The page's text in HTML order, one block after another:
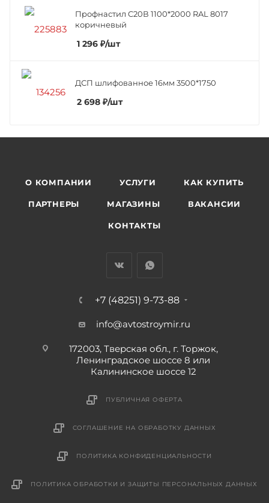
Профнастил C20В 1100*2000 RAL 8017
коричневый
1 296 ₽/шт
ДСП шлифованное 16мм 3500*1750
2 698 ₽/шт
О КОМПАНИИ УСЛУГИ КАК КУПИТЬ
ПАРТНЕРЫ МАГАЗИНЫ ВАКАНСИИ
КОНТАКТЫ
+7 (48251) 9-73-88
info@avtostroymir.ru
172003, Тверская обл., г. Торжок,
Ленинградское шоссе 8 или
Калининское шоссе 12
ПУБЛИЧНАЯ ОФЕРТА
СОГЛАШЕНИЕ НА ОБРАБОТКУ ДАННЫХ
ПОЛИТИКА КОНФИДЕНЦИАЛЬНОСТИ
ПОЛИТИКА ОБРАБОТКИ И ЗАЩИТЫ ПЕРСОНАЛЬНЫХ ДАННЫХ